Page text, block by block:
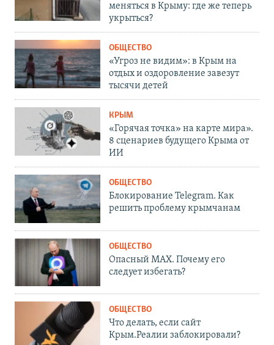
меняться в Крыму: где же теперь
укрыться?
ОБЩЕСТВО
«Угроз не видим»: в Крым на
отдых и оздоровление завезут
тысячи детей
КРЫМ
«Горячая точка» на карте мира».
8 сценариев будущего Крыма от
ИИ
ОБЩЕСТВО
Блокирование Telegram. Как
решить проблему крымчанам
ОБЩЕСТВО
Опасный MAX. Почему его
следует избегать?
ОБЩЕСТВО
Что делать, если сайт
Крым.Реалии заблокировали?